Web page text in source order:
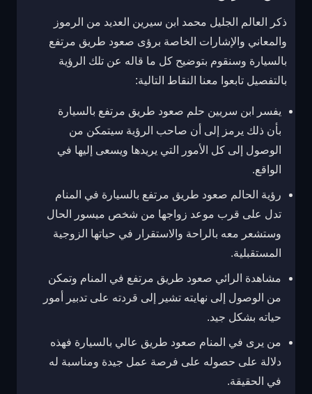
ذكر العالم الجليل محمد ابن سيرين العديد من الرموز
والمعاني والإشارات الخاصة برؤى صعود طريق مرتفع
بالسيارة وسنقوم بتوضيح كل ما قاله عن تلك الرؤية
بالتفصيل تابعوا معنا النقاط التالية:
يفسر ابن سريين حلم صعود طريق مرتفع بالسيارة
بأن ذلك يرمز إلى أن صاحب الرؤية سيتمكن من
الوصول إلى كل الأمور التي يريدها ويسعى إليها في
الواقع.
رؤية الحالم صعود طريق مرتفع بالسيارة في المنام
تدل على قرب موعد زواجها من شخص ميسور الحال
وستشعر معه بالراحة والاستقرار في حياتها الزوجية
المستقبلية.
مشاهدة الرائي صعود طريق مرتفع في المنام وتمكن
من الوصول إلى نهايته تشير إلى قردته على تدبير أمور
حياته بشكل جيد.
من يرى في المنام صعود طريق عالي بالسيارة فهذه
دلالة على حصوله على فرصة عمل جيدة ومناسبة له
في الحقيقة.